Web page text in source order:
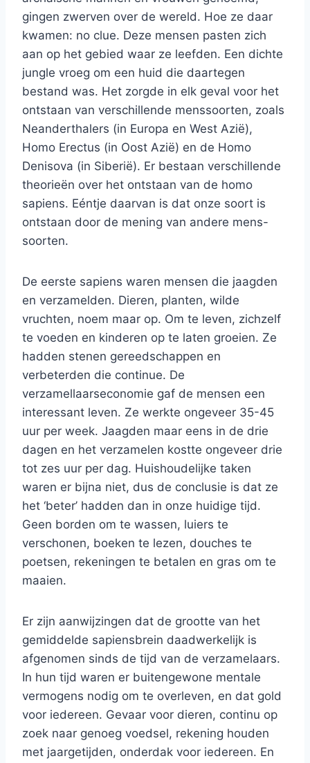
gingen zwerven over de wereld. Hoe ze daar
kwamen: no clue. Deze mensen pasten zich
aan op het gebied waar ze leefden. Een dichte
jungle vroeg om een huid die daartegen
bestand was. Het zorgde in elk geval voor het
ontstaan van verschillende menssoorten, zoals
Neanderthalers (in Europa en West Azië),
Homo Erectus (in Oost Azië) en de Homo
Denisova (in Siberië). Er bestaan verschillende
theorieën over het ontstaan van de homo
sapiens. Eéntje daarvan is dat onze soort is
ontstaan door de mening van andere mens-
soorten.
De eerste sapiens waren mensen die jaagden
en verzamelden. Dieren, planten, wilde
vruchten, noem maar op. Om te leven, zichzelf
te voeden en kinderen op te laten groeien. Ze
hadden stenen gereedschappen en
verbeterden die continue. De
verzamellaarseconomie gaf de mensen een
interessant leven. Ze werkte ongeveer 35-45
uur per week. Jaagden maar eens in de drie
dagen en het verzamelen kostte ongeveer drie
tot zes uur per dag. Huishoudelijke taken
waren er bijna niet, dus de conclusie is dat ze
het ‘beter’ hadden dan in onze huidige tijd.
Geen borden om te wassen, luiers te
verschonen, boeken te lezen, douches te
poetsen, rekeningen te betalen en gras om te
maaien.
Er zijn aanwijzingen dat de grootte van het
gemiddelde sapiensbrein daadwerkelijk is
afgenomen sinds de tijd van de verzamelaars.
In hun tijd waren er buitengewone mentale
vermogens nodig om te overleven, en dat gold
voor iedereen. Gevaar voor dieren, continu op
zoek naar genoeg voedsel, rekening houden
met jaargetijden, onderdak voor iedereen. En